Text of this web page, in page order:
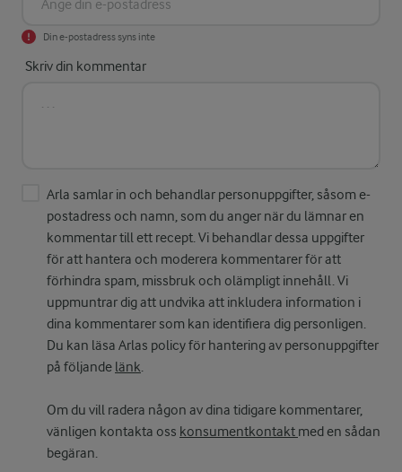
Din e-postadress syns inte
Skriv din kommentar
Arla samlar in och behandlar personuppgifter, såsom e-
postadress och namn, som du anger när du lämnar en
kommentar till ett recept. Vi behandlar dessa uppgifter
för att hantera och moderera kommentarer för att
förhindra spam, missbruk och olämpligt innehåll. Vi
uppmuntrar dig att undvika att inkludera information i
dina kommentarer som kan identifiera dig personligen.
Du kan läsa Arlas policy för hantering av personuppgifter
på följande länk.
Om du vill radera någon av dina tidigare kommentarer,
vänligen kontakta oss konsumentkontakt med en sådan
begäran.